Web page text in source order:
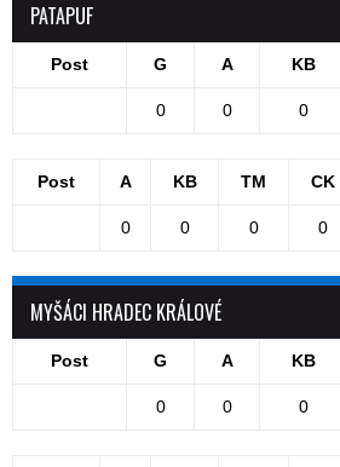
PATAPUF
Post G A KB
0 0 0
Post A KB TM CK
0 0 0 0
MYŠÁCI HRADEC KRÁLOVÉ
Post G A KB
0 0 0